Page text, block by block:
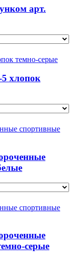
арт.
хлопок
серые